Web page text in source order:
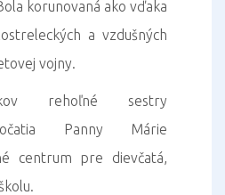
korunovaná ako vďaka
a vzdušných
vojny.
rehoľné sestry
Panny Márie
centrum pre dievčatá,